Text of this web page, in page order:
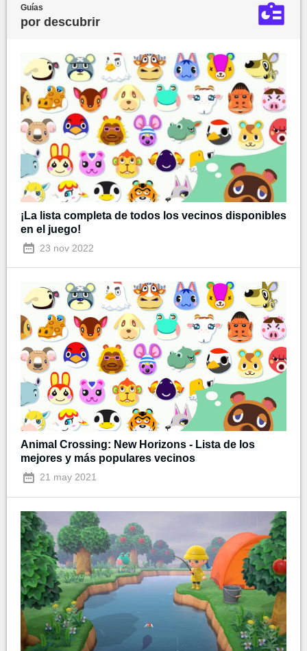
Guías
por descubrir
¡La lista completa de todos los vecinos disponibles
en el juego!
23 nov 2022
Animal Crossing: New Horizons - Lista de los
mejores y más populares vecinos
21 may 2021